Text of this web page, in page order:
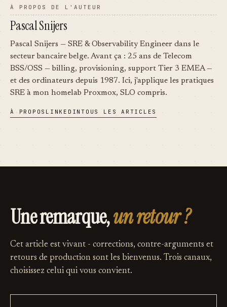
À PROPOS DE L'AUTEUR
Pascal Snijers
Pascal Snijers — SRE & Observability Engineer dans le
secteur bancaire belge. Avant ça : 25 ans de Telecom
BSS/OSS — billing, provisioning, support Tier 3 EMEA —
et des ordinateurs depuis 1987. Ici, j'applique les pratiques
SRE à mon homelab Proxmox, SLO compris.
À PROPOS LINKEDINTOUS LES ARTICLES
Une remarque,un retour ?
Cet article est vivant - corrections, contre-arguments et
retours de production sont les bienvenus. Trois canaux,
choisissez celui qui vous convient.